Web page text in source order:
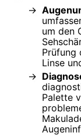
um den
Prüfung
Linse
Palette